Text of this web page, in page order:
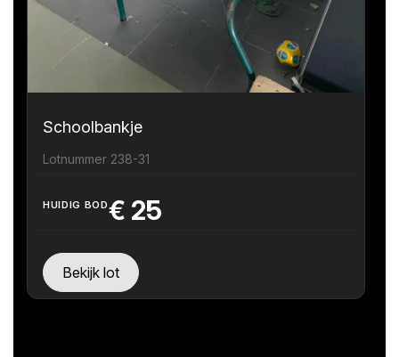
Schoolbankje
Lotnummer 238-31
HUIDIG BOD€ 25
Bekijk lot